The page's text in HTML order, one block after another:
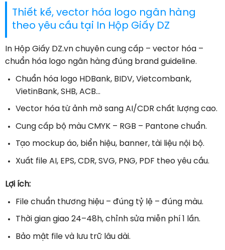
Thiết kế, vector hóa logo ngân hàng
theo yêu cầu tại In Hộp Giấy DZ
In Hộp Giấy DZ.vn chuyên cung cấp – vector hóa –
chuẩn hóa logo ngân hàng đúng brand guideline.
Chuẩn hóa logo HDBank, BIDV, Vietcombank,
VietinBank, SHB, ACB…
Vector hóa từ ảnh mờ sang AI/CDR chất lượng cao.
Cung cấp bộ màu CMYK – RGB – Pantone chuẩn.
Tạo mockup áo, biển hiệu, banner, tài liệu nội bộ.
Xuất file AI, EPS, CDR, SVG, PNG, PDF theo yêu cầu.
Lợi ích:
File chuẩn thương hiệu – đúng tỷ lệ – đúng màu.
Thời gian giao 24–48h, chỉnh sửa miễn phí 1 lần.
Bảo mật file và lưu trữ lâu dài.